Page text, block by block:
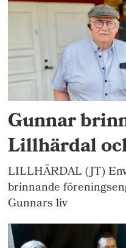
Gunnar
Lillhärdal
LILLHÄRDAL (JT)
brinnande
Gunnars liv